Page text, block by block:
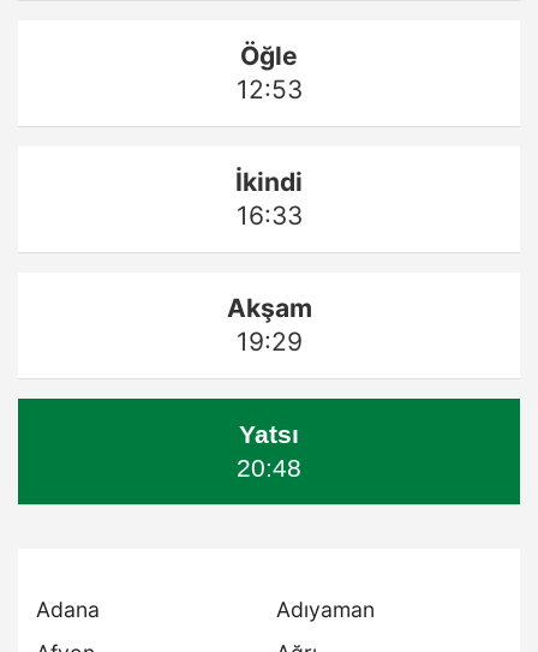
Öğle
12:53
İkindi
16:33
Akşam
19:29
Yatsı
20:48
Adana
Adıyaman